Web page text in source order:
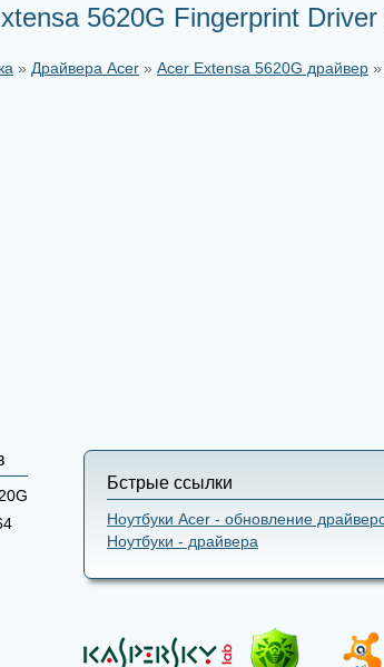
5620G Fingerprint
» Драйвера Acer » Acer Extensa 5620G драйвер
Бстрые ссылки
Ноутбуки Acer - обновление
Ноутбуки - драйвера